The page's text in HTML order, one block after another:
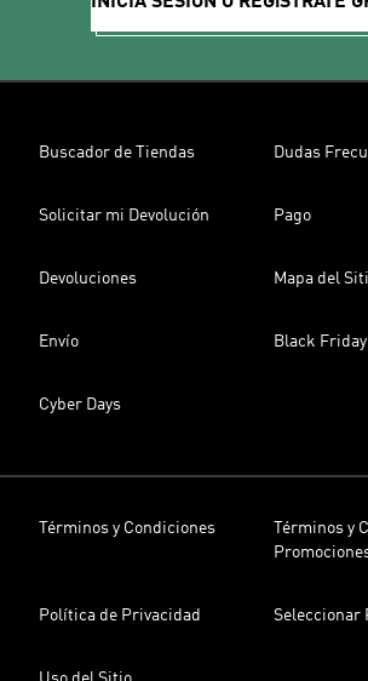
Buscador de Tiendas Dudas
Solicitar mi Devolución Pago
Devoluciones Mapa del
Envío Black Friday
Cyber Days
Términos y Condiciones
Términos y
Política de Privacidad Seleccionar